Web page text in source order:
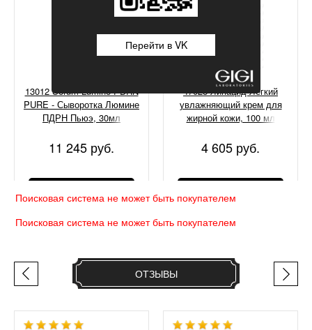
13012 Serum Lumine PDRN
PURE - Сыворотка Люмине
ПДРН Пьюэ, 30мл
11 245 руб.
47028 Липацид Легкий
увлажняющий крем для
жирной кожи, 100 мл
4 605 руб.
Поисковая система не может быть покупателем
Поисковая система не может быть покупателем
ОТЗЫВЫ
Перейти в VK